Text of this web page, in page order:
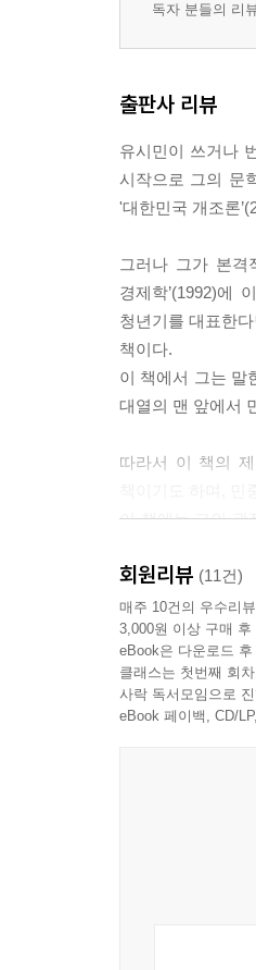
독자 분들의 리
출판사 리뷰
유시민이 쓰거나
시작으로 그의 문
'대한민국 개조론
그러나 그가 본격
경제학’(1992)에
청년기를 대표한
책이다.
이 책에서 그는 말
대열의 맨 앞에서
따라서 이 책의
이 책에는 그의 관
3부작의 완결판으
회원리뷰 (11건)
매주 10건의 우수리
3,000원 이상 구매 후
eBook은 다운로드
클래스는 첫번째 회
사락 독서모임으로
eBook 페이백, CD/